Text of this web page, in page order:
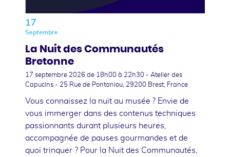
17
Septembre
La Nuit des Communautés
Bretonne
17 septembre 2026 de 18h00 à 22h30 - Atelier des
Capucins - 25 Rue de Pontaniou, 29200 Brest, France
Vous connaissez la nuit au musée ? Envie de
vous immerger dans des contenus techniques
passionnants durant plusieurs heures,
accompagnée de pauses gourmandes et de
quoi trinquer ? Pour la Nuit des Communautés,